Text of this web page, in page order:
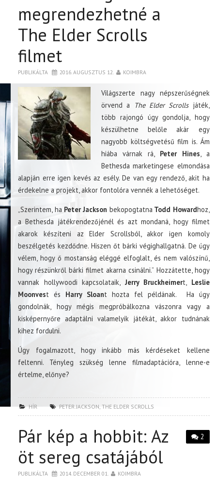
megrendezhetné a
The Elder Scrolls
filmet
PUBLIKÁLTA 2016. AUGUSZTUS 12. KOIMBRA
Világszerte nagy népszerűségnek
örvend a
The Elder Scrollsjáték,
több rajongó úgy gondolja, hogy
készülhetne belőle akár egy
nagyobb költségvetésű film is. Ám
hiába várnak rá, Peter Hines, a
Bethesda marketingese elmondása
alapján erre igen kevés az esély. De van egy rendező, akit ha
érdekelne a projekt, akkor fontolóra vennék a lehetőséget.
„Szerintem, ha Peter Jackson bekopogtatna Todd Howardhoz,
a Bethesda játékrendezőjénél és azt mondaná, hogy filmet
akarok készíteni az Elder Scrollsból, akkor igen komoly
beszélgetés kezdődne. Hiszen őt bárki végighallgatná. De úgy
vélem, hogy ő mostanság eléggé elfoglalt, és nem valószínű,
hogy részünkről bárki filmet akarna csinálni.” Hozzátette, hogy
vannak hollywoodi kapcsolataik,Jerry Bruckheimert, Leslie
Moonvest és Harry Sloant hozta fel példának. Ha úgy
gondolnák, hogy mégis megpróbálkozna vászonra vagy a
kisképernyőre adaptálni valamelyik játékát, akkor tudnának
kihez fordulni.
Úgy fogalmazott, hogy inkább más kérdéseket kellene
feltenni. Tényleg szükség lenne filmadaptációra, lenne-e
értelme, előnye?
HÍR PETER JACKSON,THE ELDER SCROLLS
2
Pár kép a hobbit: Az
öt sereg csatájából
PUBLIKÁLTA 2014. DECEMBER 01. KOIMBRA